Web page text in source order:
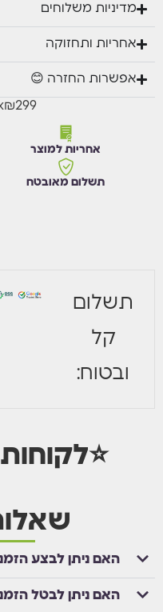
מדיניות משלוחים
אחריות ותחזוקה
אפשרות החזרה 😊
₪299
אחריות למוצר
תשלום מאובטח
תשלום
קל
ובטוח:
האם ניתן לבצע
האם ניתן לבטל